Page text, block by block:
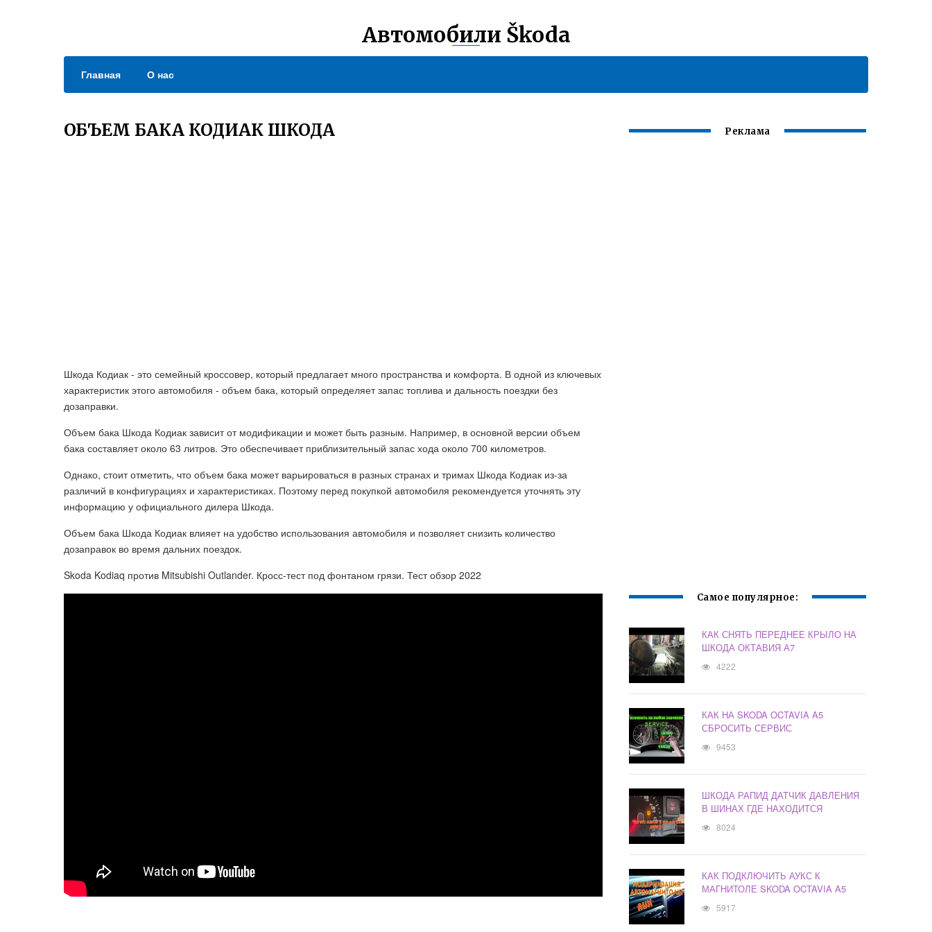
Автомобили Škoda
Главная О нас
ОБЪЕМ БАКА КОДИАК ШКОДА
Шкода Кодиак - это семейный кроссовер, который предлагает много пространства и комфорта. В одной из ключевых
характеристик этого автомобиля - объем бака, который определяет запас топлива и дальность поездки без
дозаправки.
Объем бака Шкода Кодиак зависит от модификации и может быть разным. Например, в основной версии объем
бака составляет около 63 литров. Это обеспечивает приблизительный запас хода около 700 километров.
Однако, стоит отметить, что объем бака может варьироваться в разных странах и тримах Шкода Кодиак из-за
различий в конфигурациях и характеристиках. Поэтому перед покупкой автомобиля рекомендуется уточнять эту
информацию у официального дилера Шкода.
Объем бака Шкода Кодиак влияет на удобство использования автомобиля и позволяет снизить количество
дозаправок во время дальних поездок.
Skoda Kodiaq против Mitsubishi Outlander. Кросс-тест под фонтаном грязи. Тест обзор 2022
Реклама
Самое популярное:
КАК СНЯТЬ ПЕРЕДНЕЕ КРЫЛО НА
ШКОДА ОКТАВИЯ А7
4222
КАК НА SKODA OCTAVIA A5
СБРОСИТЬ СЕРВИС
9453
ШКОДА РАПИД ДАТЧИК ДАВЛЕНИЯ
В ШИНАХ ГДЕ НАХОДИТСЯ
8024
КАК ПОДКЛЮЧИТЬ АУКС К
МАГНИТОЛЕ SKODA OCTAVIA A5
5917